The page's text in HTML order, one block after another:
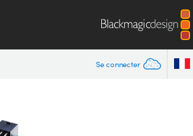
Se connecter